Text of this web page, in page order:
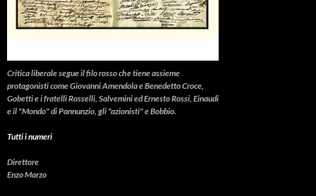
Critica liberalesegue il filo rosso che tiene assieme
protagonisti come Giovanni Amendola e Benedetto Croce,
Gobetti e i fratelli Rosselli, Salvemini ed Ernesto Rossi, Einaudi
e il "Mondo" di Pannunzio, gli "azionisti" e Bobbio.
Tutti i numeri
Direttore
Enzo Marzo